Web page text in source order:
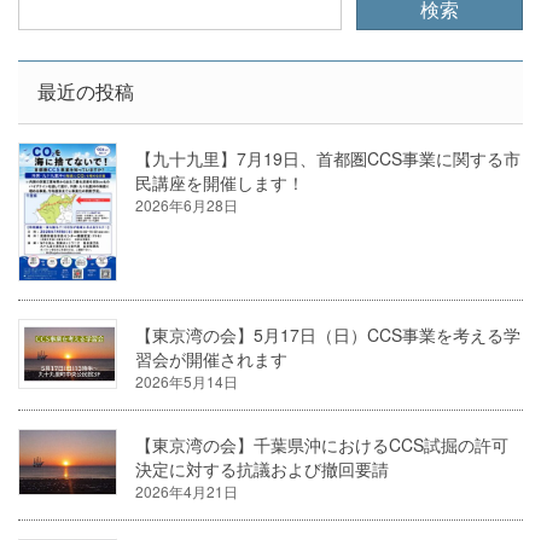
最近の投稿
【九十九里】7月19日、首都圏CCS事業に関する市
民講座を開催します！
2026年6月28日
【東京湾の会】5月17日（日）CCS事業を考える学
習会が開催されます
2026年5月14日
【東京湾の会】千葉県沖におけるCCS試掘の許可
決定に対する抗議および撤回要請
2026年4月21日